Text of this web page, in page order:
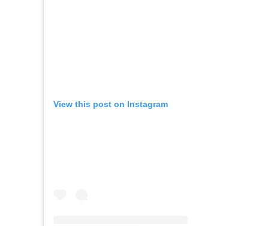
View this post on Instagram